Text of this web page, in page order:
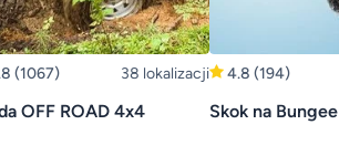
(1067) 38 lokalizacji
OFF ROAD 4x4
4.8 (194)
Skok na Bungee